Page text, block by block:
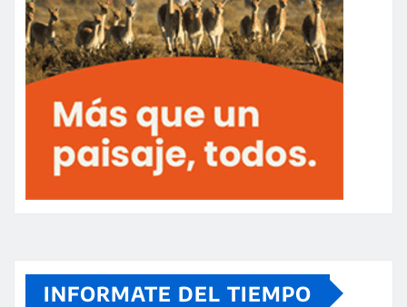
INFORMATE DEL TIEMPO